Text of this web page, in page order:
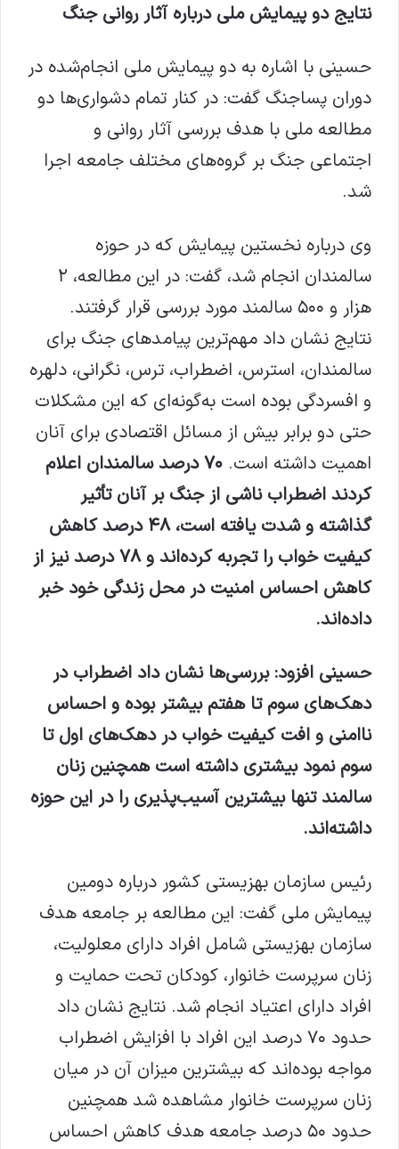
نتایج دو پیمایش ملی درباره آثار روانی جنگ
حسینی با اشاره به دو پیمایش ملی انجام‌شده در
دوران پساجنگ گفت: در کنار تمام دشواری‌ها دو
مطالعه ملی با هدف بررسی آثار روانی و
اجتماعی جنگ بر گروه‌های مختلف جامعه اجرا
شد.
وی درباره نخستین پیمایش که در حوزه
سالمندان انجام شد، گفت: در این مطالعه، ۲
هزار و ۵۰۰ سالمند مورد بررسی قرار گرفتند.
نتایج نشان داد مهم‌ترین پیامدهای جنگ برای
سالمندان، استرس، اضطراب، ترس، نگرانی، دلهره
و افسردگی بوده است به‌گونه‌ای که این مشکلات
حتی دو برابر بیش از مسائل اقتصادی برای آنان
اهمیت داشته است.
۷۰ درصد سالمندان اعلام
کردند اضطراب ناشی از جنگ بر آنان تأثیر
گذاشته و شدت یافته است، ۴۸ درصد کاهش
کیفیت خواب را تجربه کرده‌اند و ۷۸ درصد نیز از
کاهش احساس امنیت در محل زندگی خود خبر
داده‌اند.
حسینی افزود: بررسی‌ها نشان داد اضطراب در
دهک‌های سوم تا هفتم بیشتر بوده و احساس
ناامنی و افت کیفیت خواب در دهک‌های اول تا
سوم نمود بیشتری داشته است همچنین زنان
سالمند تنها بیشترین آسیب‌پذیری را در این حوزه
داشته‌اند.
رئیس سازمان بهزیستی کشور درباره دومین
پیمایش ملی گفت: این مطالعه بر جامعه هدف
سازمان بهزیستی شامل افراد دارای معلولیت،
زنان سرپرست خانوار، کودکان تحت حمایت و
افراد دارای اعتیاد انجام شد. نتایج نشان داد
حدود ۷۰ درصد این افراد با افزایش اضطراب
مواجه بوده‌اند که بیشترین میزان آن در میان
زنان سرپرست خانوار مشاهده شد همچنین
حدود ۵۰ درصد جامعه هدف کاهش احساس